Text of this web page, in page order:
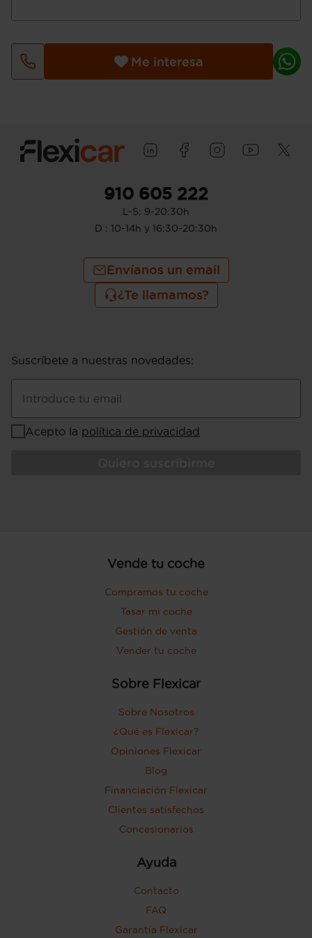
Bandeja trasera rígida
máxima y 9,9 segs de aceleración 0-100
km/h
potencia con combustible primario
Consumo de combustible ( ECE 99/100
(extraurbano), 4,3 l/100km (mixto), 19,2
km/l (urbano), 26,3 km/l (extraurbano),
23,3 km/l (mixto) y 1.116 Km de
autonomía (combinado) (fuente: Euro 6d
5,3 l/100km (mixto), 18,9 km/l (mixto) y
906 Km de autonomía (combinado)
Pesos: 1.805 kg (peso máximo
admisible), 1.280 kg (peso en vacío),
(peso máximo remolcable sin freno) (
conductor), pasajero y trasera (lado
pasajero) con bisagras delanteras
Puerta trasera con portón
Me interesa
910 605 222
L-S: 9-20:30h
D : 10-14h y 16:30-20:30h
Envíanos un email
¿Te llamamos?
Suscríbete a nuestras novedades:
Introduce tu email
Acepto la política de privacidad
Vende tu coche
Compramos tu coche
Tasar mi coche
Gestión de venta
Vender tu coche
Sobre Flexicar
Sobre Nosotros
¿Qué es Flexicar?
Opiniones Flexicar
Blog
Financiación Flexicar
Clientes satisfechos
Concesionarios
Ayuda
Contacto
FAQ
Garantía Flexicar